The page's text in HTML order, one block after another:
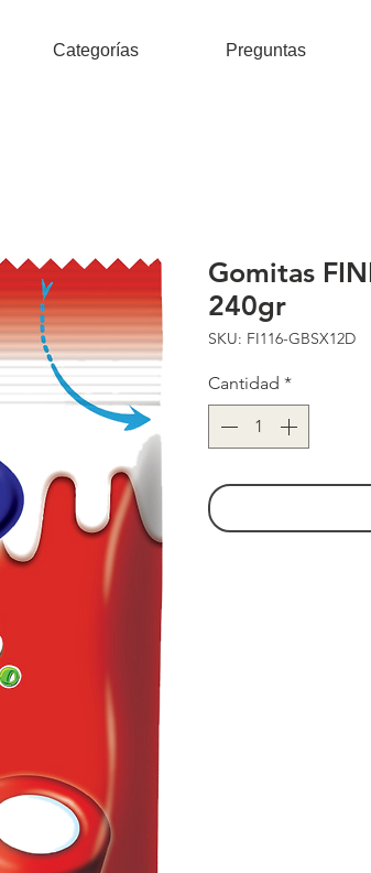
Categorías Preguntas
Gomitas
240gr
SKU: FI116-GBSX12D
Cantidad *